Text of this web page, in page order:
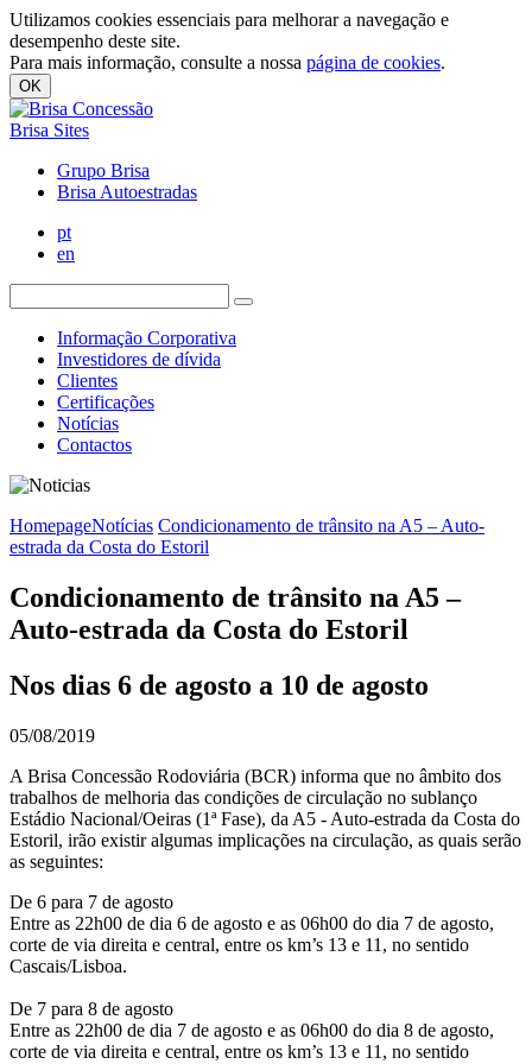
Utilizamos cookies essenciais para melhorar a navegação e
desempenho deste site.
Para mais informação, consulte a nossa página de cookies.
OK
Brisa Sites
Grupo Brisa
Brisa Autoestradas
pt
en
Informação Corporativa
Investidores de dívida
Clientes
Certificações
Notícias
Contactos
HomepageNotícias Condicionamento de trânsito na A5 – Auto-
estrada da Costa do Estoril
Condicionamento de trânsito na A5 –
Auto-estrada da Costa do Estoril
Nos dias 6 de agosto a 10 de agosto
05/08/2019
A Brisa Concessão Rodoviária (BCR) informa que no âmbito dos
trabalhos de melhoria das condições de circulação no sublanço
Estádio Nacional/Oeiras (1ª Fase), da A5 - Auto-estrada da Costa do
Estoril, irão existir algumas implicações na circulação, as quais serão
as seguintes:
De 6 para 7 de agosto
Entre as 22h00 de dia 6 de agosto e as 06h00 do dia 7 de agosto,
corte de via direita e central, entre os km’s 13 e 11, no sentido
Cascais/Lisboa.
De 7 para 8 de agosto
Entre as 22h00 de dia 7 de agosto e as 06h00 do dia 8 de agosto,
corte de via direita e central, entre os km’s 13 e 11, no sentido